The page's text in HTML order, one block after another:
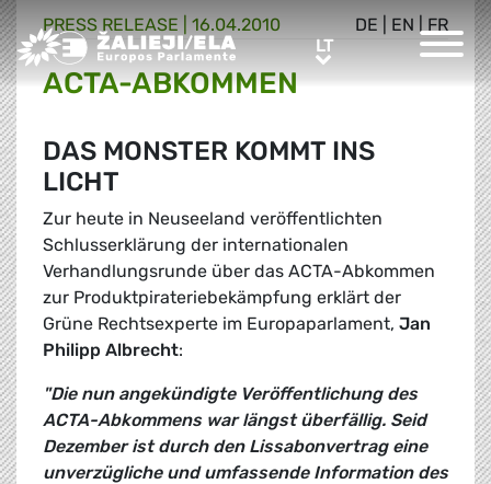
Greens/EFA Home LTLT
DE EN FR
PRESS RELEASE | 16.04.2010
ACTA-ABKOMMEN
DAS MONSTER KOMMT INS
LICHT
Zur heute in Neuseeland veröffentlichten
Schlusserklärung der internationalen
Verhandlungsrunde über das ACTA-Abkommen
zur Produktpirateriebekämpfung erklärt der
Grüne Rechtsexperte im Europaparlament, Jan
Philipp Albrecht:
"Die nun angekündigte Veröffentlichung des
ACTA-Abkommens war längst überfällig. Seid
Dezember ist durch den Lissabonvertrag eine
unverzügliche und umfassende Information des